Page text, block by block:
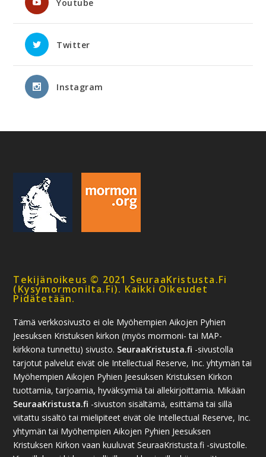
Youtube
Twitter
Instagram
Tekijänoikeus © 2021 SeuraaKristusta.fi
(kysymormonilta.fi). Kaikki Oikeudet
Pidätetään.
Tämä verkkosivusto ei ole Myöhempien Aikojen Pyhien
Jeesuksen Kristuksen kirkon (myös mormoni- tai MAP-
kirkkona tunnettu) sivusto. SeuraaKristusta.fi -sivustolla
tarjotut palvelut eivät ole Intellectual Reserve, Inc. yhtymän tai
Myöhempien Aikojen Pyhien Jeesuksen Kristuksen Kirkon
tuottamia, tarjoamia, hyväksymiä tai allekirjoittamia. Mikään
SeuraaKristusta.fi -sivuston sisältämä, esittämä tai sillä
viitattu sisältö tai mielipiteet eivät ole Intellectual Reserve, Inc.
yhtymän tai Myöhempien Aikojen Pyhien Jeesuksen
Kristuksen Kirkon vaan kuuluvat SeuraaKristusta.fi -sivustolle.